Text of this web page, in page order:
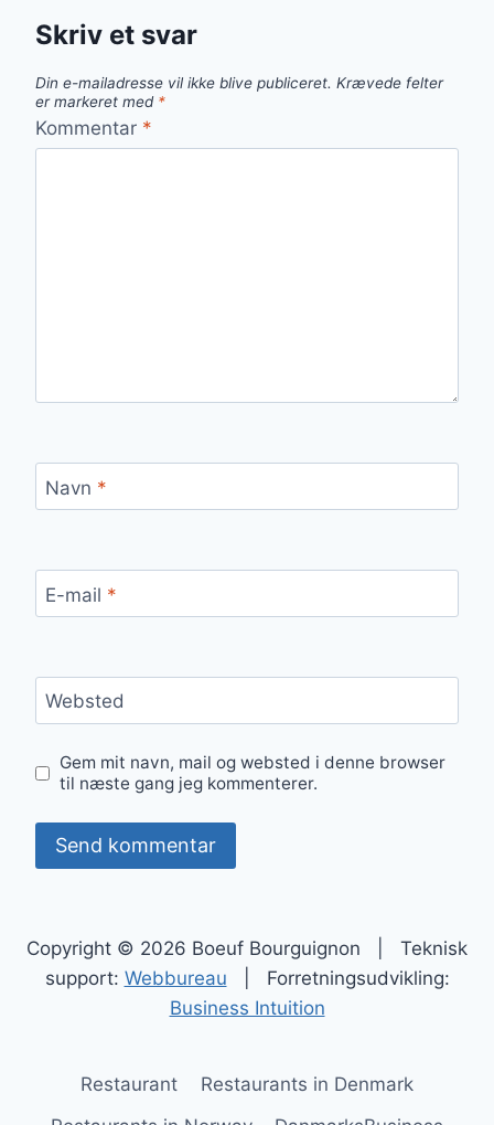
Skriv et svar
Din e-mailadresse vil ikke blive publiceret. Krævede felter
er markeret med *
Kommentar *
Navn *
E-mail *
Websted
Gem mit navn, mail og websted i denne browser
til næste gang jeg kommenterer.
Copyright © 2026 Boeuf Bourguignon | Teknisk
support: Webbureau | Forretningsudvikling:
Business Intuition
Restaurant
Restaurants in Denmark